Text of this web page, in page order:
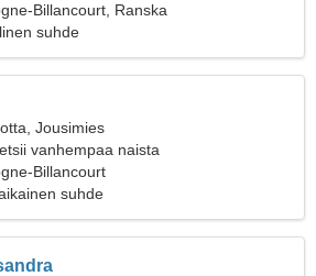
Billancourt, Ranska
suhde
Jousimies
vanhempaa naista
Billancourt
suhde